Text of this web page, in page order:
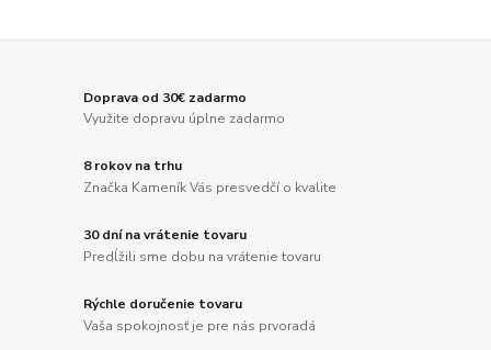
Doprava od 30€ zadarmo
Využite dopravu úplne zadarmo
8 rokov na trhu
Značka Kameník Vás presvedčí o kvalite
30 dní na vrátenie tovaru
Predĺžili sme dobu na vrátenie tovaru
Rýchle doručenie tovaru
Vaša spokojnosť je pre nás prvoradá